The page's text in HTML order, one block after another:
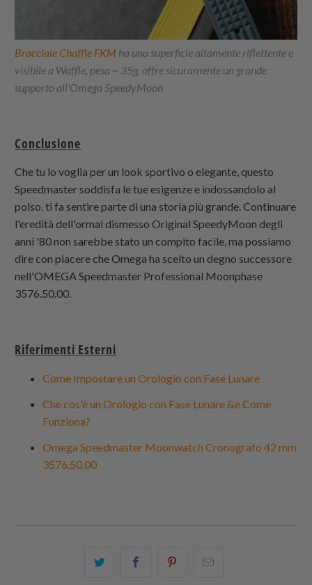
Bracciale Chaffle FKM ha una superficie altamente riflettente e
visibile a Waffle, pesa ~ 35g, offre sicuramente un grande
supporto all'Omega SpeedyMoon
Conclusione
Che tu lo voglia per un look sportivo o elegante, questo
Speedmaster soddisfa le tue esigenze e indossandolo al
polso, ti fa sentire parte di una storia più grande. Continuare
l'eredità dell'ormai dismesso Original SpeedyMoon degli
anni '80 non sarebbe stato un compito facile, ma possiamo
dire con piacere che Omega ha scelto un degno successore
nell'OMEGA Speedmaster Professional Moonphase
3576.50.00.
Riferimenti Esterni
Come Impostare un Orologio con Fase Lunare
Che cos'è un Orologio con Fase Lunare &e Come
Funziona?
Omega Speedmaster Moonwatch Cronografo 42 mm
3576.50.00
Condividi Share
Condividi